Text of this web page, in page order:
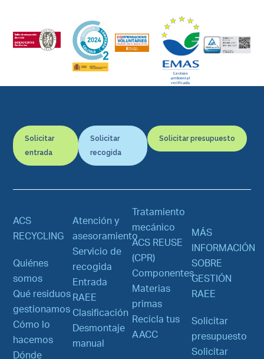
Solicitar
entrada
Solicitar
recogida
Solicitar presupuesto
ACS
RECYCLING
Quiénes
somos
Qué residuos
gestionamos
Cómo lo
hacemos
Dónde
Atención y
asesoramiento
Servicio de
recogida
Entrada
RAEE
Clasificación
Desmontaje
manual
Tratamiento
mecánico
ACS REUSE
(CPR)
Componentes
Materias
primas
Recicla tus
AACC
MÁS
INFORMACIÓN
SOBRE
GESTIÓN
RAEE
Solicitar
presupuesto
Solicitar